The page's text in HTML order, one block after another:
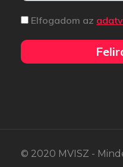
Elfogadom az
© 2020 MVISZ -